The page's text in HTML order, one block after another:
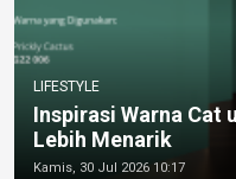
LIFESTYLE
Inspirasi Warna Cat
Lebih Menarik
Kamis, 30 Jul 2026 10:17